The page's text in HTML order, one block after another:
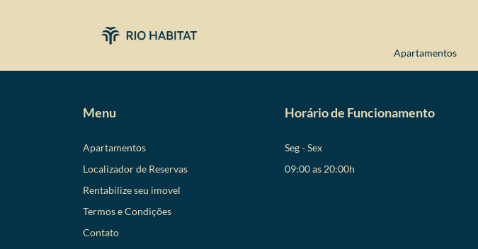
Apartamentos
Menu
Apartamentos
Localizador de Reservas
Rentabilize seu imovel
Termos e Condições
Contato
Horário de Funcionamento
Seg - Sex
09:00 as 20:00h